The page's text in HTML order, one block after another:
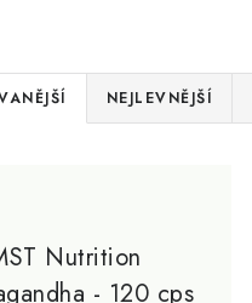
NEJLEVNĚJŠÍ
Nutrition
- 120 cps